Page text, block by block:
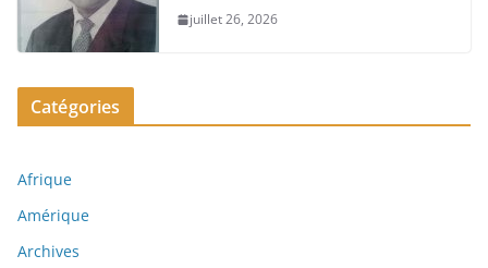
juillet 26, 2026
Catégories
Afrique
Amérique
Archives